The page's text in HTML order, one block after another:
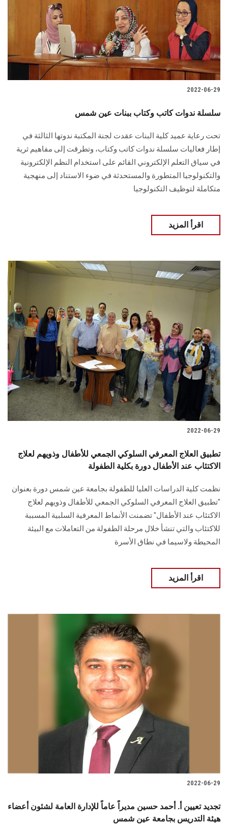
2022-06-29
سلسلة ندوات كاتب وكتاب ببنات عين شمس
تحت رعاية عميد كلية البنات عقدت لجنة المكتبة ندوتها الثالثة في
إطار فعاليات سلسلة ندوات كاتب وكتاب، وتطرقت إلى مفاهيم ثرية
في سياق التعلم الإلكتروني القائم على استخدام النظم الإلكترونية
والتكنولوجيا المتطورة والمستحدثة في ضوء الاستناد إلى منهجية
متكاملة لتوظيف التكنولوجيا
اقرأ المزيد
2022-06-29
تطبيق العلاج المعرفي السلوكي الجمعي للأطفال وذويهم لعلاج
الاكتئاب عند الأطفال دورة بكلية الطفولة
نظمت كلية الدراسات العليا للطفولة بجامعة عين شمس دورة بعنوان
"تطبيق العلاج المعرفي السلوكي الجمعي للأطفال وذويهم لعلاج
الاكتئاب عند الأطفال" تضمنت الأنماط المعرفية السلبية المسببة
للاكتئاب والتي تنشأ خلال مرحلة الطفولة من التعاملات مع البيئة
المحيطة ولاسيما في نطاق الأسرة
اقرأ المزيد
2022-06-29
تجديد تعيين أ. أحمد حسين مديراً عاماً للإدارة العامة لشئون أعضاء
هيئة التدريس بجامعة عين شمس